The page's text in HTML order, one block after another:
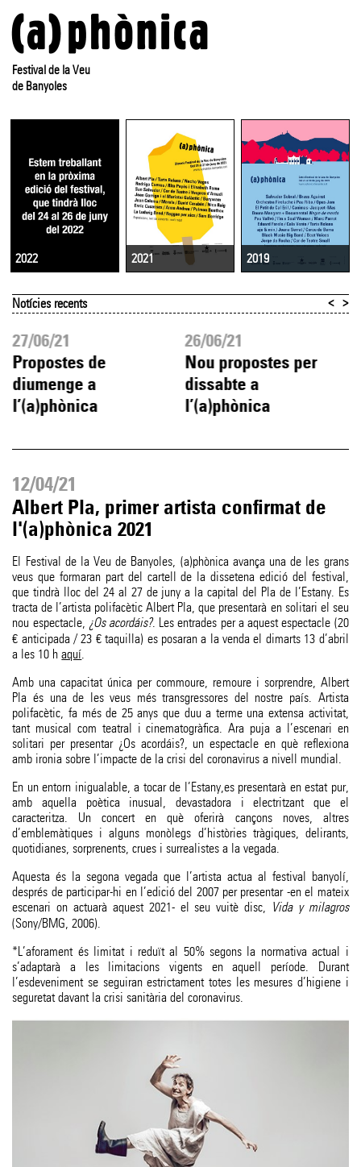
Festival de la Veu
de Banyoles
2022 2021 2019
Notícies recents
27/06/21
Propostes de
diumenge a
l’(a)phònica
26/06/21
Nou propostes per
dissabte a
l’(a)phònica
< >
12/04/21
Albert Pla, primer artista confirmat de
l'(a)phònica 2021
El Festival de la Veu de Banyoles, (a)phònica avança una de les grans
veus que formaran part del cartell de la dissetena edició del festival,
que tindrà lloc del 24 al 27 de juny a la capital del Pla de l’Estany. Es
tracta de l’artista polifacètic Albert Pla, que presentarà en solitari el seu
nou espectacle, ¿Os acordáis?. Les entrades per a aquest espectacle (20
€ anticipada / 23 € taquilla) es posaran a la venda el dimarts 13 d’abril
a les 10 haquí.
Amb una capacitat única per commoure, remoure i sorprendre, Albert
Pla és una de les veus més transgressores del nostre país. Artista
polifacètic, fa més de 25 anys que duu a terme una extensa activitat,
tant musical com teatral i cinematogràfica. Ara puja a l’escenari en
solitari per presentar ¿Os acordáis?, un espectacle en què reflexiona
amb ironia sobre l’impacte de la crisi del coronavirus a nivell mundial.
En un entorn inigualable, a tocar de l’Estany,es presentarà en estat pur,
amb aquella poètica inusual, devastadora i electritzant que el
caracteritza. Un concert en què oferirà cançons noves, altres
d’emblemàtiques i alguns monòlegs d’històries tràgiques, delirants,
quotidianes, sorprenents, crues i surrealistes a la vegada.
Aquesta és la segona vegada que l’artista actua al festival banyolí,
després de participar-hi en l’edició del 2007 per presentar -en el mateix
escenari on actuarà aquest 2021- el seu vuitè disc, Vida y milagros
(Sony/BMG, 2006).
*L’aforament és limitat i reduït al 50% segons la normativa actual i
s’adaptarà a les limitacions vigents en aquell període. Durant
l’esdeveniment se seguiran estrictament totes les mesures d’higiene i
seguretat davant la crisi sanitària del coronavirus.